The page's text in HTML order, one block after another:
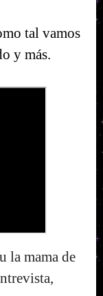
tal vamos
y más.
la mama de